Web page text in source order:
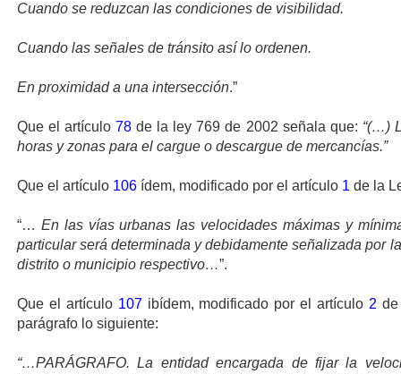
Cuando se reduzcan las condiciones de visibilidad.
Cuando las señales de tránsito así lo ordenen.
En proximidad a una intersección.”
Que el artículo78 de la ley 769 de 2002 señala que: “(…)
horas y zonas para el cargue o descargue de mercancías.”
Que el artículo 106 ídem, modificado por el artículo 1 de la
“… En las vías urbanas las velocidades máximas y
particular será determinada y debidamente señalizada por
distrito o municipio respectivo…”.
Que el artículo 107ibídem, modificado por el artículo 2
parágrafo lo siguiente:
“…PARÁGRAFO. La entidad encargada de fijar la